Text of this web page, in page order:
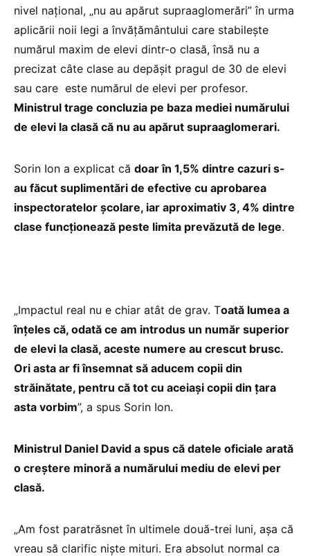
nivel național, „nu au apărut supraaglomerări” în urma
aplicării noii legi a învățământului care stabilește
numărul maxim de elevi dintr-o clasă, însă nu a
precizat câte clase au depășit pragul de 30 de elevi
sau care este numărul de elevi per profesor.
Ministrul trage concluzia pe baza mediei numărului
de elevi la clasă că nu au apărut supraaglomerari.
Sorin Ion a explicat că doar în 1,5% dintre cazuri s-
au făcut suplimentări de efective cu aprobarea
inspectoratelor școlare, iar aproximativ 3, 4% dintre
clase funcționează peste limita prevăzută de lege.
„Impactul real nu e chiar atât de grav. Toată lumea a
înțeles că, odată ce am introdus un număr superior
de elevi la clasă, aceste numere au crescut brusc.
Ori asta ar fi însemnat să aducem copii din
străinătate, pentru că tot cu aceiași copii din țara
asta vorbim”, a spus Sorin Ion.
Ministrul Daniel David a spus că datele oficiale arată
o creștere minoră a numărului mediu de elevi per
clasă.
„Am fost paratrăsnet în ultimele două-trei luni, așa că
vreau să clarific niște mituri. Era absolut normal ca